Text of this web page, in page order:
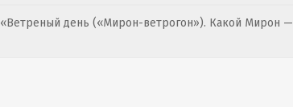
день («Мирон-ветрогон»). Какой Мирон —